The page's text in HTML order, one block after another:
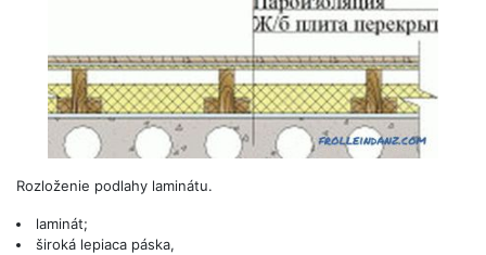
Rozloženie podlahy laminátu.
laminát;
široká lepiaca páska,